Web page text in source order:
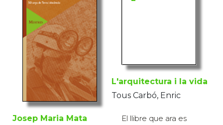
Josep Maria Mata
L'arquitectura i la vida
Tous Carbó, Enric
El llibre que ara es